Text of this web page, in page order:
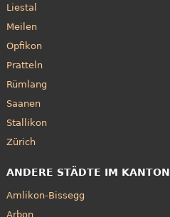
Liestal
Meilen
Opfikon
Pratteln
Rümlang
Saanen
Stallikon
Zürich
ANDERE STÄDTE IM KANTON
Amlikon-Bissegg
Arbon